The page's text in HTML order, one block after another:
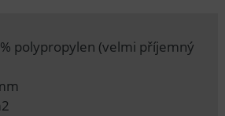
polypropylen (velmi příjemný